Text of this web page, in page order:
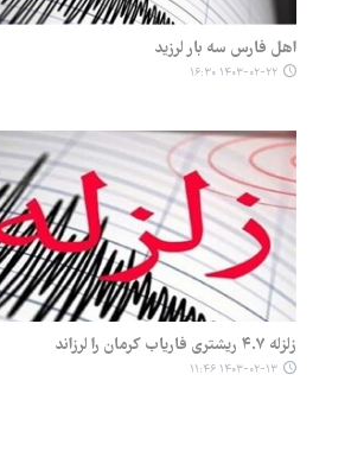
اهل فارس سه بار لرزید
۱۴۰۳-۰۲-۲۲ ۱۶:۳۰
زلزله ۴.۷ ریشتری فاریاب کرمان را لرزاند
۱۴۰۳-۰۲-۱۳ ۱۱:۴۶